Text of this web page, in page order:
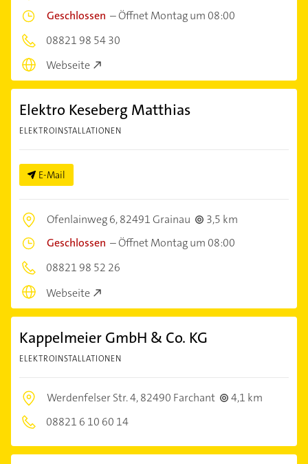
Geschlossen –Öffnet Montag um 08:00
08821 98 54 30
Webseite
Elektro Keseberg Matthias
ELEKTROINSTALLATIONEN
E-Mail
Ofenlainweg 6,82491 Grainau
3,5 km
Geschlossen –Öffnet Montag um 08:00
08821 98 52 26
Webseite
Kappelmeier GmbH & Co. KG
ELEKTROINSTALLATIONEN
Werdenfelser Str. 4,82490 Farchant
4,1 km
08821 6 10 60 14